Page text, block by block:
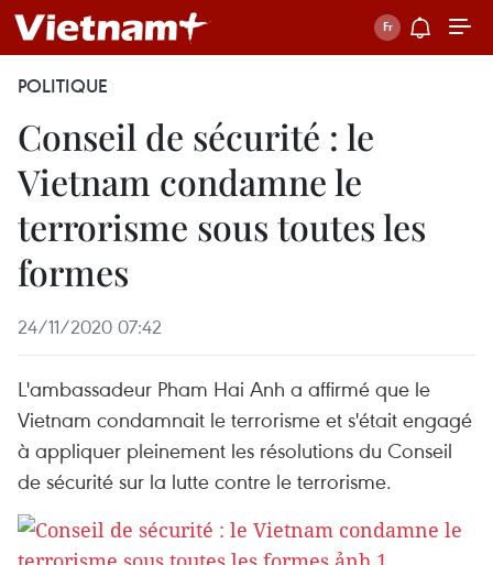
POLITIQUE
Conseil de sécurité : le
Vietnam condamne le
terrorisme sous toutes les
formes
24/11/2020 07:42
L'ambassadeur Pham Hai Anh a affirmé que le
Vietnam condamnait le terrorisme et s'était engagé
à appliquer pleinement les résolutions du Conseil
de sécurité sur la lutte contre le terrorisme.